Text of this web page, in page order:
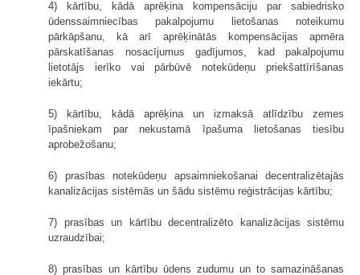
4) kārtību, kādā aprēķina kompensāciju par sabiedrisko
ūdenssaimniecības pakalpojumu lietošanas noteikumu
pārkāpšanu, kā arī aprēķinātās kompensācijas apmēra
pārskatīšanas nosacījumus gadījumos, kad pakalpojumu
lietotājs ierīko vai pārbūvē notekūdeņu priekšattīrīšanas
iekārtu;
5) kārtību, kādā aprēķina un izmaksā atlīdzību zemes
īpašniekam par nekustamā īpašuma lietošanas tiesību
aprobežošanu;
6) prasības notekūdeņu apsaimniekošanai decentralizētajās
kanalizācijas sistēmās un šādu sistēmu reģistrācijas kārtību;
7) prasības un kārtību decentralizēto kanalizācijas sistēmu
uzraudzībai;
8) prasības un kārtību ūdens zudumu un to samazināšanas